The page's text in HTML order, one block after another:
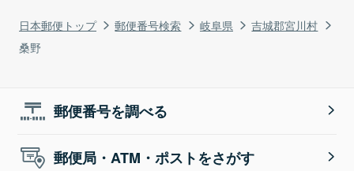
日本郵便トップ 郵便番号検索 岐阜県
吉城郡宮川村
桑野
郵便番号を調べる
郵便局・ATM・ポストをさがす